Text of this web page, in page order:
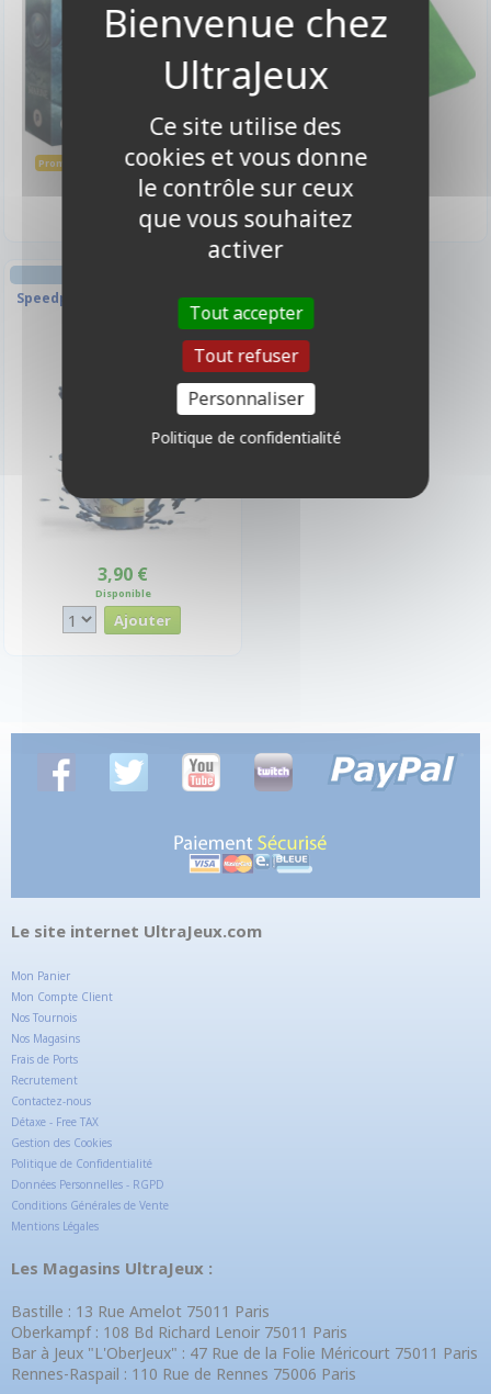
Promo -10% 76,50 € 68,85 €
Disponible
29,90 €
Speedpaint - Tidal Wave 2.0
3,90 €
Disponible
Le site internet UltraJeux.com
Mon Panier
Mon Compte Client
Nos Tournois
Nos Magasins
Frais de Ports
Recrutement
Contactez-nous
Détaxe - Free TAX
Gestion des Cookies
Politique de Confidentialité
Données Personnelles - RGPD
Conditions Générales de Vente
Mentions Légales
Les Magasins UltraJeux :
Bastille : 13 Rue Amelot 75011 Paris
Oberkampf : 108 Bd Richard Lenoir 75011 Paris
Bar à Jeux "L'OberJeux" : 47 Rue de la Folie Méricourt 75011 Paris
Rennes-Raspail : 110 Rue de Rennes 75006 Paris
Ce site utilise des
cookies et vous donne
le contrôle sur ceux
que vous souhaitez
activer
Tout accepter
Tout refuser
Personnaliser
Politique de confidentialité